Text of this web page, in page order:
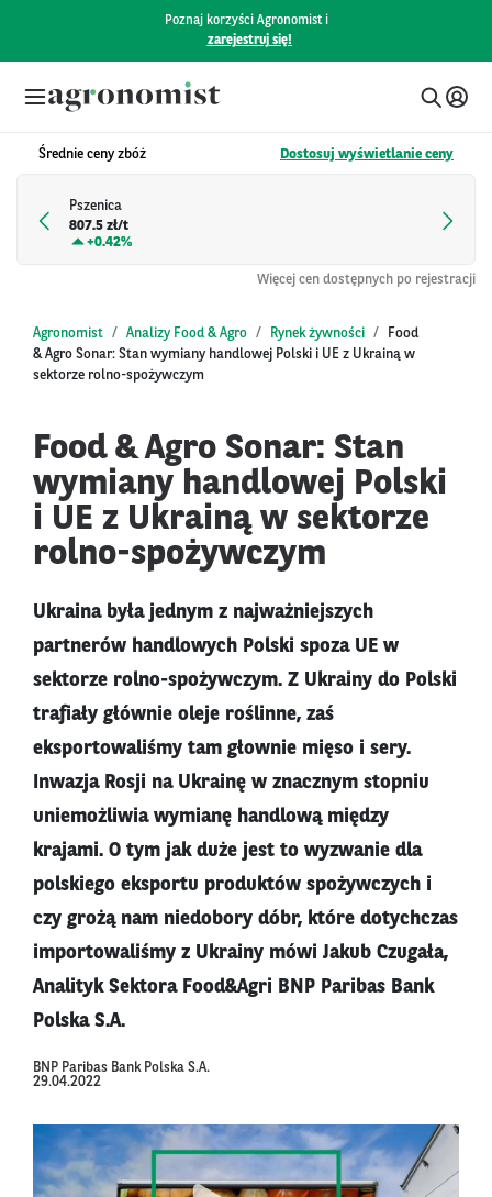
Poznaj korzyści Agronomist i
zarejestruj się!
Średnie ceny zbóż Dostosuj wyświetlanie ceny
Pszenica
807.5 zł/t
+0.42%
Więcej cen dostępnych po rejestracji
Agronomist Analizy Food & Agro Rynek żywności
Food
& Agro Sonar: Stan wymiany handlowej Polski i UE z Ukrainą w
sektorze rolno-spożywczym
Food & Agro Sonar: Stan
wymiany handlowej Polski
i UE z Ukrainą w sektorze
rolno-spożywczym
Ukraina była jednym z najważniejszych
partnerów handlowych Polski spoza UE w
sektorze rolno-spożywczym. Z Ukrainy do Polski
trafiały głównie oleje roślinne, zaś
eksportowaliśmy tam głownie mięso i sery.
Inwazja Rosji na Ukrainę w znacznym stopniu
uniemożliwia wymianę handlową między
krajami. O tym jak duże jest to wyzwanie dla
polskiego eksportu produktów spożywczych i
czy grożą nam niedobory dóbr, które dotychczas
importowaliśmy z Ukrainy mówi Jakub Czugała,
Analityk Sektora Food&Agri BNP Paribas Bank
Polska S.A.
BNP Paribas Bank Polska S.A.
29.04.2022